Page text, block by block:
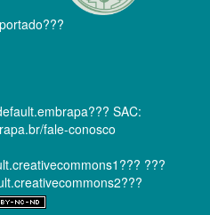
SAC:
fale-conosco
???